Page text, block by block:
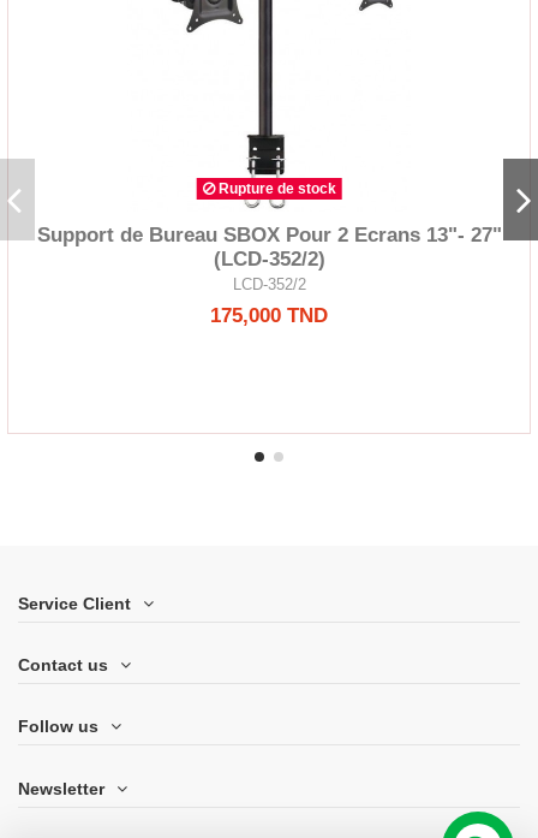
Rupture de stock
Support de Bureau SBOX Pour 2 Ecrans 13"- 27"
(LCD-352/2)
LCD-352/2
175,000 TND
Service Client
Contact us
Follow us
Newsletter